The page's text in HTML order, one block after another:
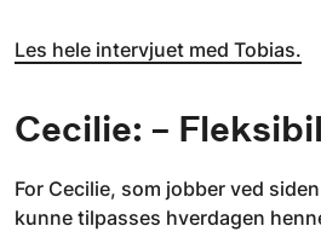
Les hele intervjuet med Tobias.
Cecilie: –
For Cecilie, som jobber ved
kunne tilpasses hverdagen